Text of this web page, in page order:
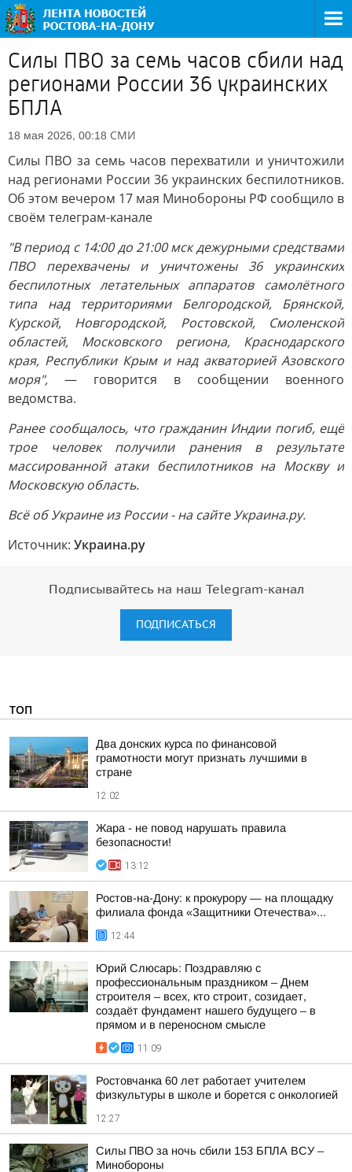
Силы ПВО за семь часов сбили над
регионами России 36 украинских
БПЛА
18 мая 2026, 00:18 СМИ
Силы ПВО за семь часов перехватили и уничтожили
над регионами России 36 украинских беспилотников.
Об этом вечером 17 мая Минобороны РФ сообщило в
своём телеграм-канале
"В период с 14:00 до 21:00 мск дежурными средствами
ПВО перехвачены и уничтожены 36 украинских
беспилотных летательных аппаратов самолётного
типа над территориями Белгородской, Брянской,
Курской, Новгородской, Ростовской, Смоленской
областей, Московского региона, Краснодарского
края, Республики Крым и над акваторией Азовского
моря", — говорится в сообщении военного
ведомства.
Ранее сообщалось, что гражданин Индии погиб, ещё
трое человек получили ранения в результате
массированной атаки беспилотников на Москву и
Московскую область.
Всё об Украине из России - на сайте Украина.ру.
Источник: Украина.ру
Подписывайтесь на наш Telegram-канал
ПОДПИСАТЬСЯ
ТОП
Два донских курса по финансовой
грамотности могут признать лучшими в
стране
12:02
Жара - не повод нарушать правила
безопасности!
13:12
Ростов-на-Дону: к прокурору — на площадку
филиала фонда «Защитники Отечества»...
12:44
Юрий Слюсарь: Поздравляю с
профессиональным праздником – Днем
строителя – всех, кто строит, созидает,
создаёт фундамент нашего будущего – в
прямом и в переносном смысле
11:09
Ростовчанка 60 лет работает учителем
физкультуры в школе и борется с онкологией
12:27
Силы ПВО за ночь сбили 153 БПЛА ВСУ –
Минобороны